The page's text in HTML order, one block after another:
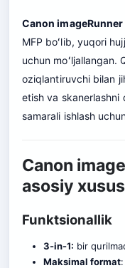
Canon
MFP boʻlib, yuqori
uchun moʻljallangan.
oziqlantiruvchi bilan
etish va skanerlashni
samarali ishlash
Canon
asosiy
Funktsionallik
3-in-1: bir
Maksimal format: